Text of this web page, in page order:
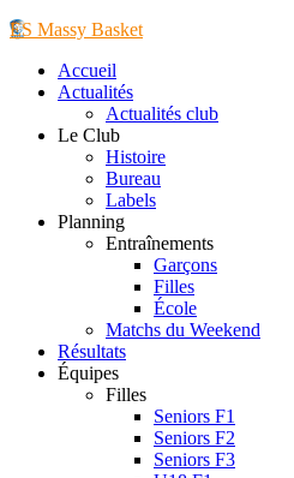
ES Massy Basket
Accueil
Actualités
Actualités club
Le Club
Histoire
Bureau
Labels
Planning
Entraînements
Garçons
Filles
École
Matchs du Weekend
Résultats
Équipes
Filles
Seniors F1
Seniors F2
Seniors F3